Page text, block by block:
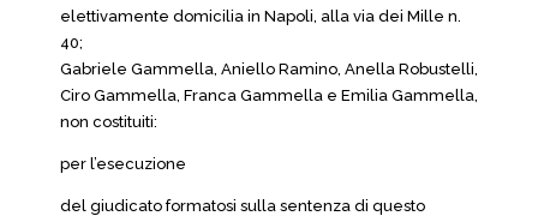
elettivamente domicilia in Napoli, alla via dei Mille n.
40;
Gabriele Gammella, Aniello Ramino, Anella Robustelli,
Ciro Gammella, Franca Gammella e Emilia Gammella,
non costituiti:
per l’esecuzione
del giudicato formatosi sulla sentenza di questo